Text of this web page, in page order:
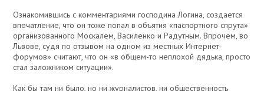
Ознакомившись с комментариями господина Логина, создается
впечатление, что он тоже попал в объятия «паспортного спрута»
организованного Москалем, Василенко и Радутным. Впрочем, во
Львове, судя по отзывом на одном из местных Интернет-
форумов» считают, что он «в общем-то неплохой дядька, просто
стал заложником ситуации».
Как бы там ни было, но ни журналистов, ни общественность